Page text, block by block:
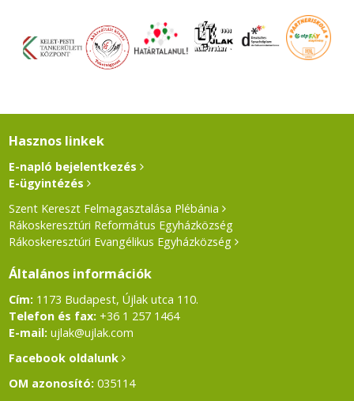
Hasznos linkek
E-napló bejelentkezés
E-ügyintézés
Szent Kereszt Felmagasztalása Plébánia
Rákoskeresztúri Református Egyházközség
Rákoskeresztúri Evangélikus Egyházközség
Általános információk
Cím: 1173 Budapest, Újlak utca 110.
Telefon és fax: +36 1 257 1464
E-mail: ujlak@ujlak.com
Facebook oldalunk
OM azonosító: 035114